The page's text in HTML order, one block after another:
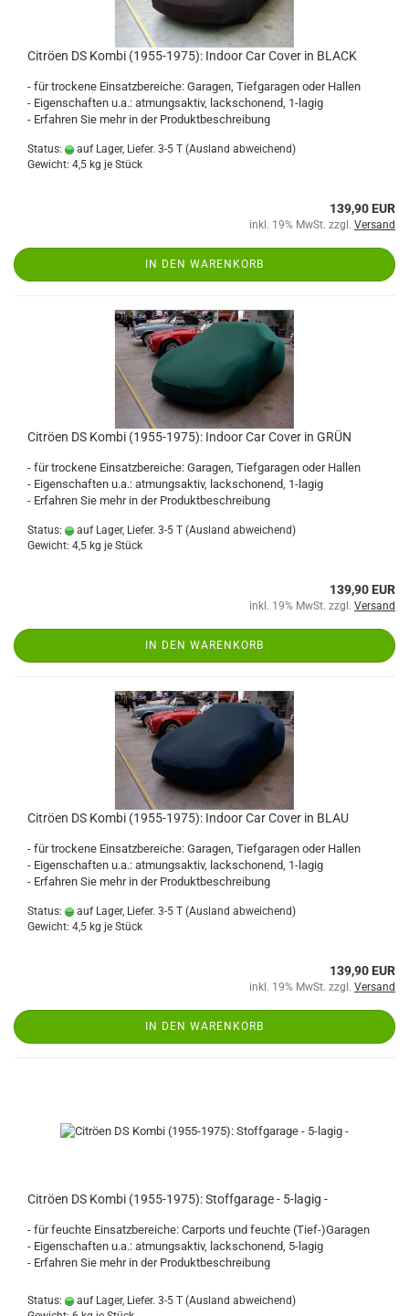
Citröen DS Kombi (1955-1975): Indoor Car Cover in BLACK
- für trockene Einsatzbereiche: Garagen, Tiefgaragen oder Hallen
- Eigenschaften u.a.: atmungsaktiv, lackschonend, 1-lagig
- Erfahren Sie mehr in der Produktbeschreibung
Status: auf Lager, Liefer. 3-5 T (Ausland abweichend)
Gewicht: 4,5 kg je Stück
139,90 EUR
inkl. 19% MwSt. zzgl. Versand
IN DEN WARENKORB
Citröen DS Kombi (1955-1975): Indoor Car Cover in GRÜN
- für trockene Einsatzbereiche: Garagen, Tiefgaragen oder Hallen
- Eigenschaften u.a.: atmungsaktiv, lackschonend, 1-lagig
- Erfahren Sie mehr in der Produktbeschreibung
Status: auf Lager, Liefer. 3-5 T (Ausland abweichend)
Gewicht: 4,5 kg je Stück
139,90 EUR
inkl. 19% MwSt. zzgl. Versand
IN DEN WARENKORB
Citröen DS Kombi (1955-1975): Indoor Car Cover in BLAU
- für trockene Einsatzbereiche: Garagen, Tiefgaragen oder Hallen
- Eigenschaften u.a.: atmungsaktiv, lackschonend, 1-lagig
- Erfahren Sie mehr in der Produktbeschreibung
Status: auf Lager, Liefer. 3-5 T (Ausland abweichend)
Gewicht: 4,5 kg je Stück
139,90 EUR
inkl. 19% MwSt. zzgl. Versand
IN DEN WARENKORB
Citröen DS Kombi (1955-1975): Stoffgarage - 5-lagig -
- für feuchte Einsatzbereiche: Carports und feuchte (Tief-)Garagen
- Eigenschaften u.a.: atmungsaktiv, lackschonend, 5-lagig
- Erfahren Sie mehr in der Produktbeschreibung
Status: auf Lager, Liefer. 3-5 T (Ausland abweichend)